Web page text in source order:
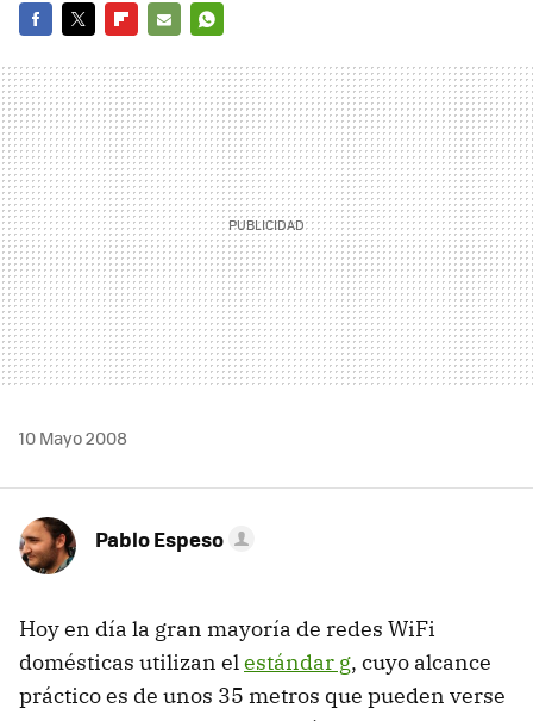
MAIL
10 Mayo 2008
Pablo Espeso
Hoy en día la gran mayoría de redes WiFi
domésticas utilizan elestándar g, cuyo alcance
práctico es de unos 35 metros que pueden verse